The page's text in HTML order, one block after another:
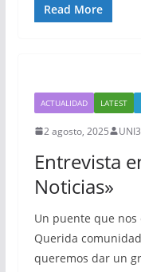
Read More
ACTUALIDAD LATEST
2 agosto, 2025
Entrevista
Noticias»
Un puente que nos
Querida
queremos dar un